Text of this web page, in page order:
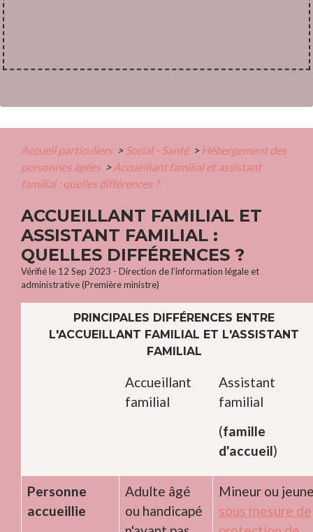
Accueil particuliers > Social - Santé > Hébergement des
personnes âgées > Accueillant familial et assistant
familial : quelles différences ?
ACCUEILLANT FAMILIAL ET
ASSISTANT FAMILIAL :
QUELLES DIFFÉRENCES ?
Vérifié le 12 Sep 2023 - Direction de l'information légale et
administrative (Première ministre)
PRINCIPALES DIFFÉRENCES ENTRE
L'ACCUEILLANT FAMILIAL ET L'ASSISTANT
FAMILIAL
Accueillant
familial
Assistant
familial
(famille
d'accueil)
Personne
accueillie
Adulte âgé
ou handicapé
Mineur ou
sous mesure de